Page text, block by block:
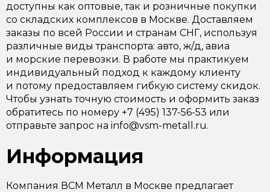
доступны как оптовые, так и розничные покупки
со складских комплексов в Москве. Доставляем
заказы по всей России и странам СНГ, используя
различные виды транспорта: авто, ж/д, авиа
и морские перевозки. В работе мы практикуем
индивидуальный подход к каждому клиенту
и потому предоставляем гибкую систему скидок.
Чтобы узнать точную стоимость и оформить заказ
обратитесь по номеру +7 (495) 137-56-53 или
отправьте запрос на info@vsm-metall.ru.
Информация
Компания ВСМ Металл в Москве предлагает